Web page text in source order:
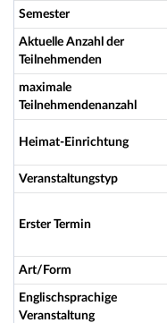
Semester
Aktuelle Anzahl der
Teilnehmenden
maximale
Teilnehmendenanzahl
Heimat-Einrichtung
Veranstaltungstyp
Erster Termin
Art/Form
Englischsprachige
Veranstaltung